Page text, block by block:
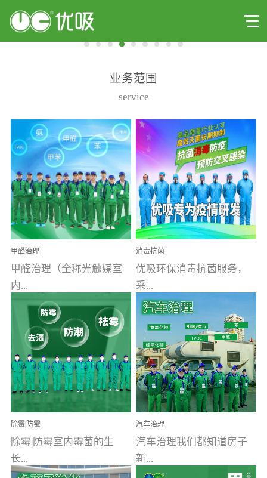
业务范围
service
甲醛治理
甲醛治理（全称光触媒室
内...
空气污染净化治理）工业
文明的进步，创造了多姿
多彩的家居产品和生活情
调，但也带来了以甲醛为
首的室内...
消毒抗菌
优吸环保消毒抗菌服务，
采...
用行业公认奥维牌消毒
液，具备杀死人体冠状病
毒的功效，杀菌率
99.99%。相对于传统消毒
液来说，无...
除霉|防霉
除霉|防霉室内霉菌的生
长...
汽车治理
汽车治理我们都知道房子
新...